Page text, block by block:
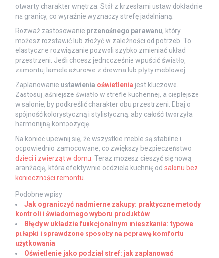
otwarty charakter wnętrza. Stół z krzesłami ustaw dokładnie
na granicy, co wyraźnie wyznaczy strefę jadalnianą.
Rozważ zastosowanie przenośnego parawanu, który
możesz rozstawić lub złożyć w zależności od potrzeb. To
elastyczne rozwiązanie pozwoli szybko zmieniać układ
przestrzeni. Jeśli chcesz jednocześnie wpuścić światło,
zamontuj lamele ażurowe z drewna lub płyty meblowej.
Zaplanowanie ustawienia oświetlenia jest kluczowe.
Zastosuj jaśniejsze światło w strefie kuchennej, a cieplejsze
w salonie, by podkreślić charakter obu przestrzeni. Dbaj o
spójność kolorystyczną i stylistyczną, aby całość tworzyła
harmonijną kompozycję.
Na koniec upewnij się, że wszystkie meble są stabilne i
odpowiednio zamocowane, co zwiększy bezpieczeństwo
dzieci i zwierząt w domu . Teraz możesz cieszyć się nową
aranżacją, która efektywnie oddziela kuchnię od salonu bez
konieczności remontu
Podobne wpisy
Jak ograniczyć nadmierne zakupy: praktyczne metody
kontroli i świadomego wyboru produktów
Błędy w układzie funkcjonalnym mieszkania: typowe
pułapki i sprawdzone sposoby na poprawę komfortu
użytkowania
Oświetlenie jako podział stref: jak zaplanować